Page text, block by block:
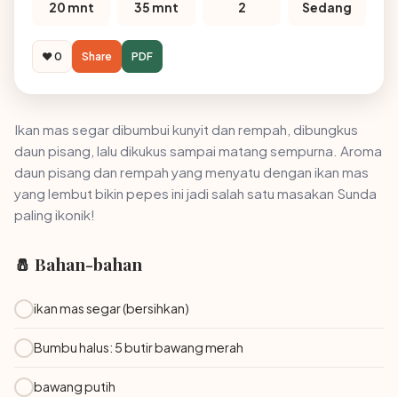
20 mnt 35 mnt 2 Sedang
❤️ 0 Share PDF
Ikan mas segar dibumbui kunyit dan rempah, dibungkus
daun pisang, lalu dikukus sampai matang sempurna. Aroma
daun pisang dan rempah yang menyatu dengan ikan mas
yang lembut bikin pepes ini jadi salah satu masakan Sunda
paling ikonik!
🧂 Bahan-bahan
ikan mas segar (bersihkan)
Bumbu halus: 5 butir bawang merah
bawang putih